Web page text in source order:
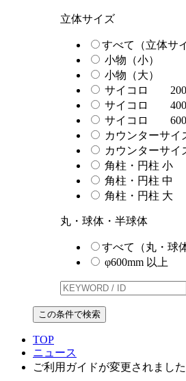
立体サイズ
すべて（立体サ
小物（小）
小物（大）
サイコロ
サイコロ
サイコロ
カウンターサイ
カウンターサイ
角柱・円柱 小
角柱・円柱 中
角柱・円柱 大
丸・球体・半球体
すべて（丸・球
φ600mm 以上
この条件で検索
TOP
ニュース
ご利用ガイドが変更されました